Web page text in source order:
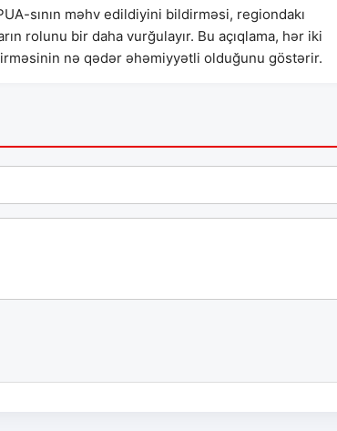
sının məhv edildiyini bildirməsi, regiondakı
rolunu bir daha vurğulayır. Bu açıqlama, hər iki
nə qədər əhəmiyyətli olduğunu göstərir.